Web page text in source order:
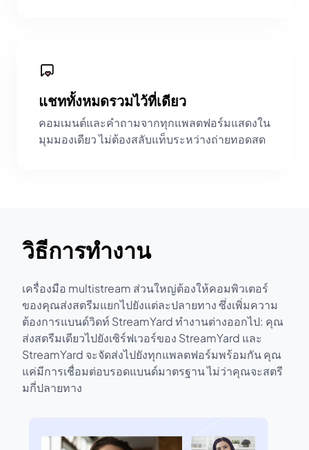
แชททั้งหมดรวมไว้ที่เดียว
คอมเมนต์และคำถามจากทุกแพลตฟอร์มแสดงใน
มุมมองเดียว ไม่ต้องสลับแท็บระหว่างถ่ายทอดสด
วิธีการทำงาน
เครื่องมือ multistream ส่วนใหญ่ต้องให้คอมพิวเตอร์
ของคุณส่งสตรีมแยกไปยังแต่ละปลายทาง ซึ่งเพิ่มความ
ต้องการแบนด์วิดท์ StreamYard ทำงานต่างออกไป: คุณ
ส่งสตรีมเดียวไปยังเซิร์ฟเวอร์ของ StreamYard และ
StreamYard จะจัดส่งไปยังทุกแพลตฟอร์มพร้อมกัน คุณ
แค่มีการเชื่อมต่อบรอดแบนด์มาตรฐาน ไม่ว่าคุณจะสตรี
มกี่ปลายทาง